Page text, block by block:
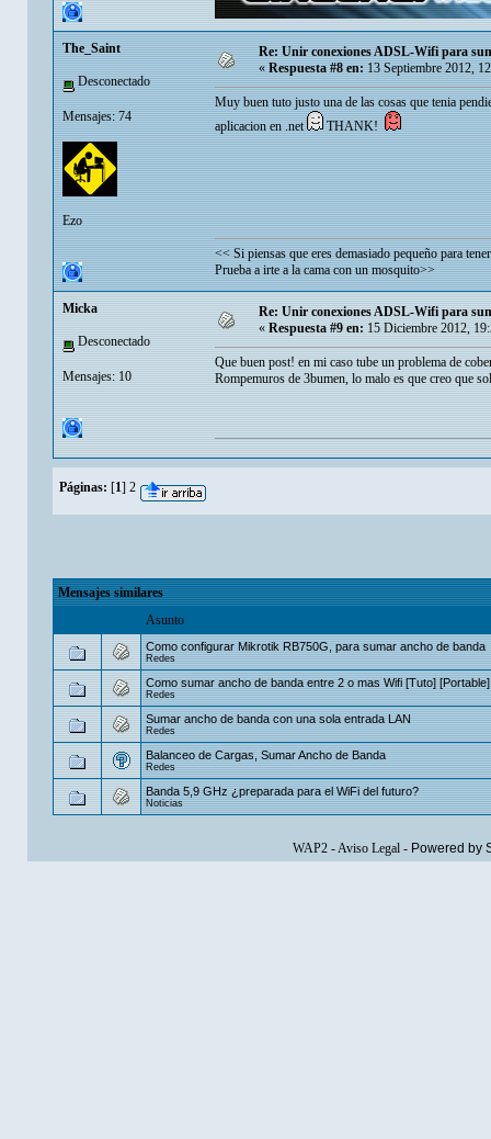
The_Saint
Desconectado
Mensajes: 74
Ezo
Re: Unir conexiones ADSL-Wifi para
«Respuesta #8 en:13 Septiembre 2012,
Muy buen tuto justo una de las cosas que tenia
aplicacion en .net
THANK!
<< Si piensas que eres demasiado pequeño para
Prueba a irte a la cama con un mosquito>>
Micka
Desconectado
Mensajes: 10
Re: Unir conexiones ADSL-Wifi para
« Respuesta #9 en: 15 Diciembre 2012,
Que buen post! en mi caso tube un problema de
Rompemuros de 3bumen, lo malo es que creo que
Páginas: [1] 2
Mensajes similares
Asunto
Como configurar Mikrotik RB750G, para sumar ancho de banda
Redes
Como sumar ancho de banda entre 2 o mas Wifi [Tuto] [Portable]
Redes
Sumar ancho de banda con una sola entrada LAN
Redes
Balanceo de Cargas, Sumar Ancho de Banda
Redes
Banda 5,9 GHz ¿preparada para el WiFi del futuro?
Noticias
WAP2-Aviso Legal- Powered by